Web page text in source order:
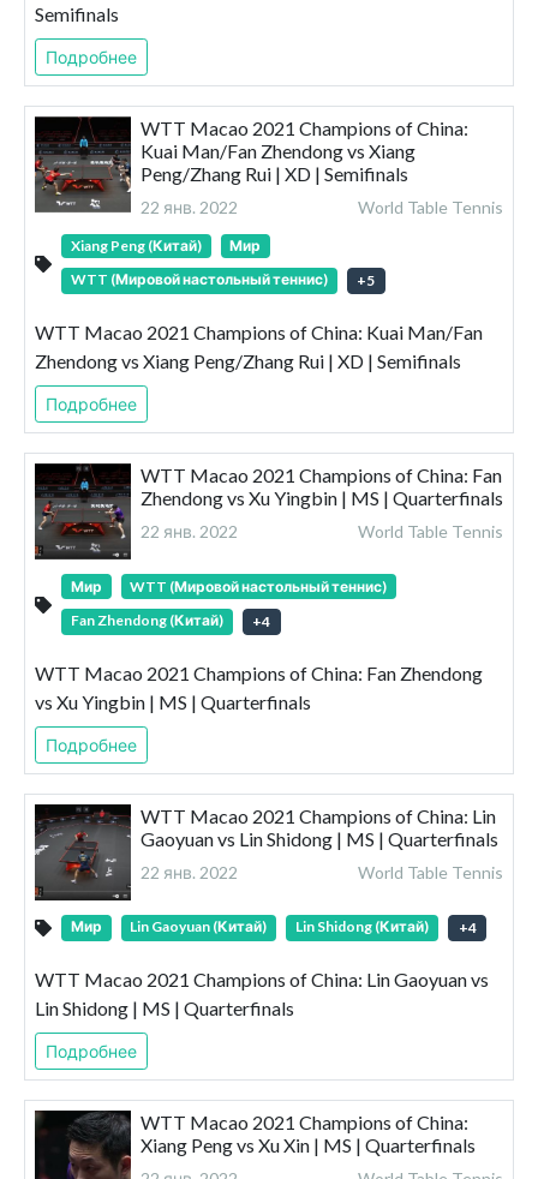
Semifinals
Подробнее
WTT Macao 2021 Champions of China:
Kuai Man/Fan Zhendong vs Xiang
Peng/Zhang Rui | XD | Semifinals
22 янв. 2022 World Table Tennis
Xiang Peng (Китай)
Мир
WTT (Мировой настольный теннис)
+5
WTT Macao 2021 Champions of China: Kuai Man/Fan
Zhendong vs Xiang Peng/Zhang Rui | XD | Semifinals
Подробнее
WTT Macao 2021 Champions of China: Fan
Zhendong vs Xu Yingbin | MS | Quarterfinals
22 янв. 2022 World Table Tennis
Мир
WTT (Мировой настольный теннис)
Fan Zhendong (Китай)
+4
WTT Macao 2021 Champions of China: Fan Zhendong
vs Xu Yingbin | MS | Quarterfinals
Подробнее
WTT Macao 2021 Champions of China: Lin
Gaoyuan vs Lin Shidong | MS | Quarterfinals
22 янв. 2022 World Table Tennis
Мир Lin Gaoyuan (Китай) Lin Shidong (Китай) +4
WTT Macao 2021 Champions of China: Lin Gaoyuan vs
Lin Shidong | MS | Quarterfinals
Подробнее
WTT Macao 2021 Champions of China:
Xiang Peng vs Xu Xin | MS | Quarterfinals